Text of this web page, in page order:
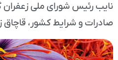
نایب رئیس شورای ملی
صادرات و شرایط کشور، قاچاق